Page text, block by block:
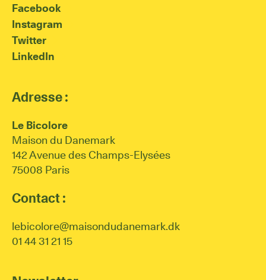
Facebook
Instagram
Twitter
LinkedIn
Adresse :
Le Bicolore
Maison du Danemark
142 Avenue des Champs-Elysées
75008 Paris
Contact :
lebicolore@maisondudanemark.dk
01 44 31 21 15